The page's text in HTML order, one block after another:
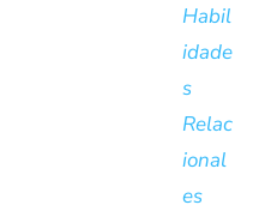
Habil
idade
s
Relac
ional
es